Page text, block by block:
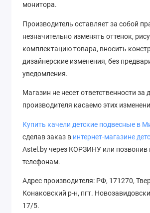
монитора.
Производитель оставляет за собой
незначительно изменять оттенок,
комплектацию товара, вносить
дизайнерские изменения, без
уведомления.
Магазин не несет ответственности за
производителя касаемо этих
Купить качели детские подвесные в
сделав заказ в интернет-магазине
Astel.by через КОРЗИНУ или
телефонам.
Адрес производителя: РФ, 171270,
Конаковский р-н, пгт.
17/5.